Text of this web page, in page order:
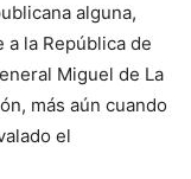
alguna,
la República de
Miguel de La
más aún cuando
el